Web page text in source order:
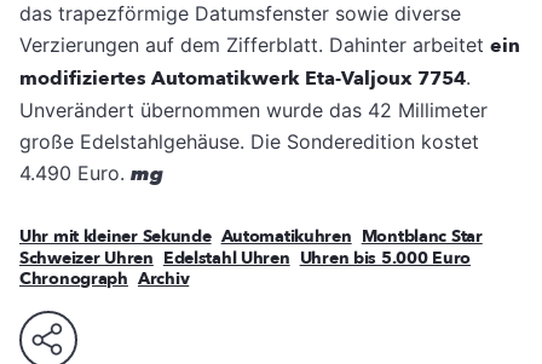
das trapezförmige Datumsfenster sowie diverse
Verzierungen auf dem Zifferblatt. Dahinter arbeitet ein
modifiziertes Automatikwerk Eta-Valjoux 7754.
Unverändert übernommen wurde das 42 Millimeter
große Edelstahlgehäuse. Die Sonderedition kostet
4.490 Euro. mg
Uhr mit kleiner Sekunde Automatikuhren Montblanc Star
Schweizer Uhren Edelstahl Uhren Uhren bis 5.000 Euro
Chronograph Archiv